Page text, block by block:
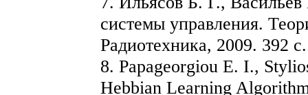
системы управления.
Радиотехника, 2009. 392 с.
8. Papageorgiou E. I.,
Hebbian Learning